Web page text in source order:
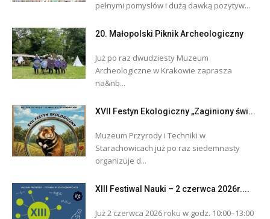
pełnymi pomysłów i dużą dawką pozytyw...
20. Małopolski Piknik Archeologiczny
Już po raz dwudziesty Muzeum
Archeologiczne w Krakowie zaprasza
na&nb...
XVII Festyn Ekologiczny „Zaginiony świ...
Muzeum Przyrody i Techniki w
Starachowicach już po raz siedemnasty
organizuje d...
XIII Festiwal Nauki – 2 czerwca 2026r....
Już 2 czerwca 2026 roku w godz. 10:00–13:00